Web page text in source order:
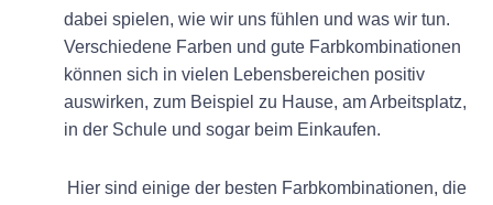
dabei spielen, wie wir uns fühlen und was wir tun.
Verschiedene Farben und gute Farbkombinationen
können sich in vielen Lebensbereichen positiv
auswirken, zum Beispiel zu Hause, am Arbeitsplatz,
in der Schule und sogar beim Einkaufen.
Hier sind einige der besten Farbkombinationen, die